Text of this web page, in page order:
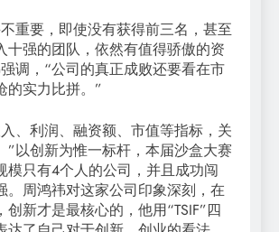
要，即使没有获得前三名，甚至
十强的团队，依然有值得骄傲的资
调，“公司的真正成败还要看在市
的实力比拼。”
利润、融资额、市值等指标，关
”以创新为惟一标杆，本届沙盒大赛
模只有4个人的公司，并且成功闯
。周鸿祎对这家公司印象深刻，在
创新才是最核心的，他用“TSIF”四